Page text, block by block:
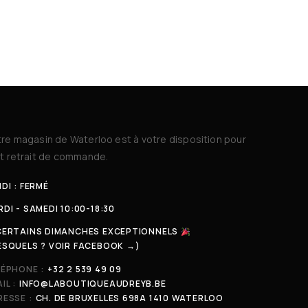
magasin de Waterloo est à votre disposition pour
retrait de commande.
: FERMÉ
- SAMEDI 10:00-18:30
DIMANCHES EXCEPTIONNELS
? VOIR FACEBOOK →)
: +32 2 539 49 09
: INFO@LABOUTIQUEAUDREYB.BE
: CH. DE BRUXELLES 698A 1410 WATERLOO